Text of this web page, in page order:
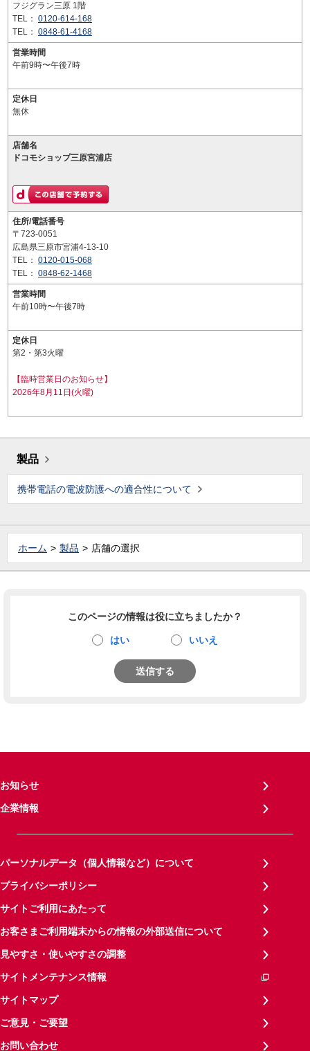
フジグラン三原 1階
TEL： 0120-614-168
TEL： 0848-61-4168
営業時間
午前9時〜午後7時
定休日
無休
店舗名
ドコモショップ三原宮浦店
住所/電話番号
〒723-0051
広島県三原市宮浦4-13-10
TEL： 0120-015-068
TEL： 0848-62-1468
営業時間
午前10時〜午後7時
定休日
第2・第3火曜
【臨時営業日のお知らせ】
2026年8月11日(火曜)
製品
携帯電話の電波防護への適合性について
ホーム 製品 店舗の選択
このページの情報は役に立ちましたか？
はい いいえ
送信する
お知らせ
企業情報
パーソナルデータ（個人情報など）について
プライバシーポリシー
サイトご利用にあたって
お客さまご利用端末からの情報の外部送信について
見やすさ・使いやすさの調整
サイトメンテナンス情報
サイトマップ
ご意見・ご要望
お問い合わせ